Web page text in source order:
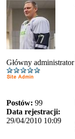
Główny administrator
Postów: 99
Data rejestracji:
29/04/2010 10:09